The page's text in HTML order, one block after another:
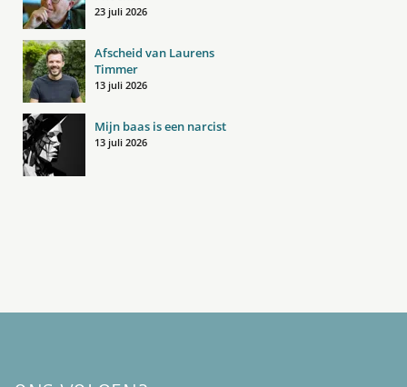
23 juli 2026
Afscheid van Laurens
Timmer
13 juli 2026
Mijn baas is een narcist
13 juli 2026